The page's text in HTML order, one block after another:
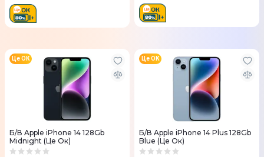
Б/В Apple iPhone 14 128Gb
Midnight (Це Ок)
Це ОК
Б/В Apple iPhone 14 Plus 128Gb
Blue (Це Ок)
Це ОК